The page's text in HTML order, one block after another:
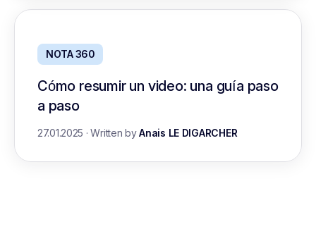
NOTA 360
Cómo resumir un video: una guía paso
a paso
27.01.2025 ·Written byAnais LE DIGARCHER